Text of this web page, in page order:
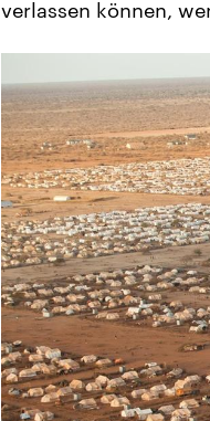
verlassen können,